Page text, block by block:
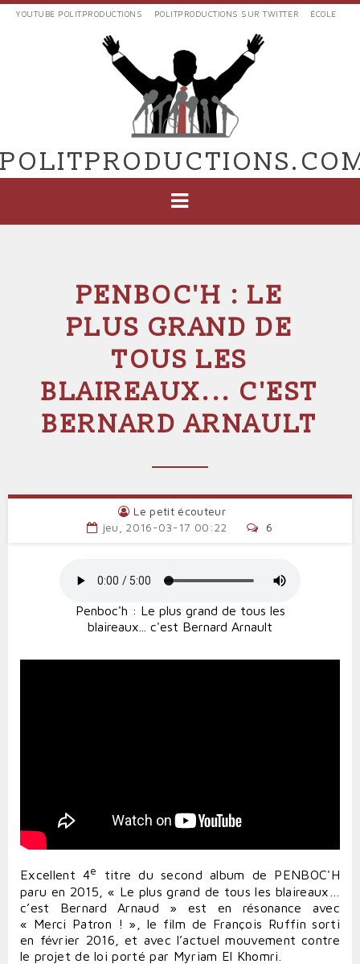
Aller
EXTERNES
POLIT'PRODUCTIONS
YOUTUBE POLITPRODUCTIONS POLITPRODUCTIONS SUR TWITTER ÉCOLE
PENBOC'H : LE
PLUS GRAND DE
TOUS LES
BLAIREAUX... C'EST
BERNARD ARNAULT
Le petit écouteur
jeu, 2016-03-17 00:22
6
Penboc'h : Le plus grand de tous les
blaireaux... c'est Bernard Arnault
Excellent 4e
titre du second album de PENBOC'H
paru en 2015, « Le plus grand de tous les blaireaux…
c’est Bernard Arnaud » est en résonance avec
« Merci Patron ! », le film de François Ruffin sorti
en février 2016, et avec l’actuel mouvement contre
le projet de loi porté par Myriam El Khomri.